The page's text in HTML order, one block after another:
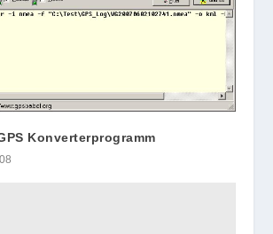
Konverterprogramm